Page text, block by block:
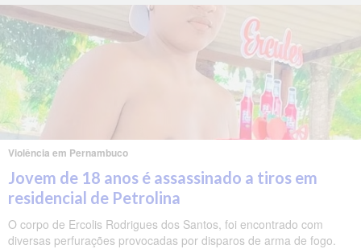
Violência em Pernambuco
Jovem de 18 anos é assassinado a tiros em
residencial de Petrolina
O corpo de Ercolis Rodrigues dos Santos, foi encontrado com
diversas perfurações provocadas por disparos de arma de fogo.